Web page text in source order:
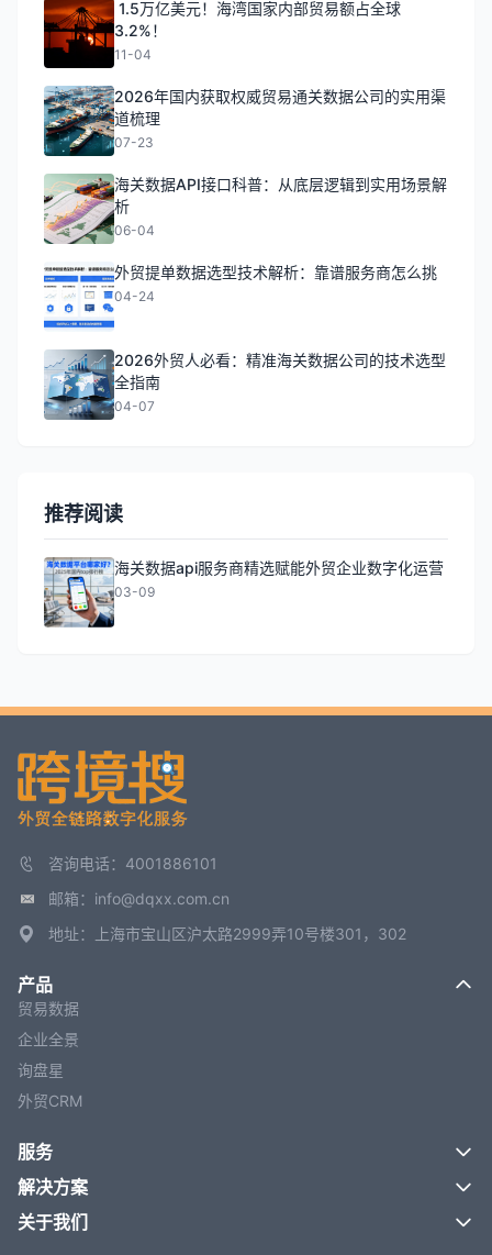
1.5万亿美元！海湾国家内部贸易额占全球
3.2%！
11-04
2026年国内获取权威贸易通关数据公司的实用渠
道梳理
07-23
海关数据API接口科普：从底层逻辑到实用场景解
析
06-04
外贸提单数据选型技术解析：靠谱服务商怎么挑
04-24
2026外贸人必看：精准海关数据公司的技术选型
全指南
04-07
推荐阅读
海关数据api服务商精选赋能外贸企业数字化运营
03-09
咨询电话：4001886101
邮箱：info@dqxx.com.cn
地址：上海市宝山区沪太路2999弄10号楼301，302
产品
贸易数据
企业全景
询盘星
外贸CRM
服务
解决方案
关于我们